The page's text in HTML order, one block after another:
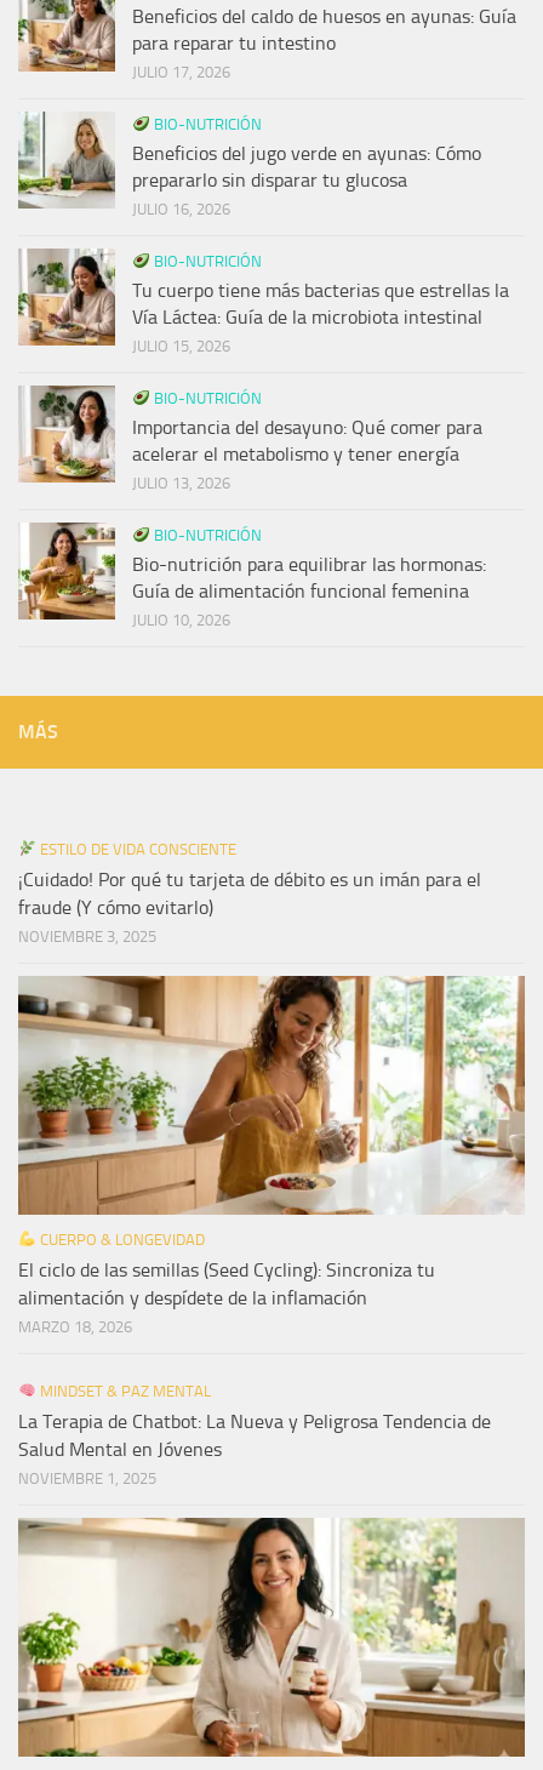
Beneficios del caldo de huesos en ayunas: Guía
para reparar tu intestino
JULIO 17, 2026
BIO-NUTRICIÓN
Beneficios del jugo verde en ayunas: Cómo
prepararlo sin disparar tu glucosa
JULIO 16, 2026
BIO-NUTRICIÓN
Tu cuerpo tiene más bacterias que estrellas la
Vía Láctea: Guía de la microbiota intestinal
JULIO 15, 2026
BIO-NUTRICIÓN
Importancia del desayuno: Qué comer para
acelerar el metabolismo y tener energía
JULIO 13, 2026
BIO-NUTRICIÓN
Bio-nutrición para equilibrar las hormonas:
Guía de alimentación funcional femenina
JULIO 10, 2026
MÁS
ESTILO DE VIDA CONSCIENTE
¡Cuidado! Por qué tu tarjeta de débito es un imán para el
fraude (Y cómo evitarlo)
NOVIEMBRE 3, 2025
CUERPO & LONGEVIDAD
El ciclo de las semillas (Seed Cycling): Sincroniza tu
alimentación y despídete de la inflamación
MARZO 18, 2026
MINDSET & PAZ MENTAL
La Terapia de Chatbot: La Nueva y Peligrosa Tendencia de
Salud Mental en Jóvenes
NOVIEMBRE 1, 2025